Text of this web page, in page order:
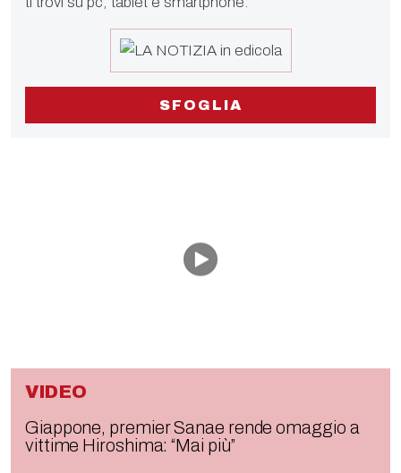
SFOGLIA
VIDEO
Giappone, premier Sanae rende omaggio a
vittime Hiroshima: “Mai più”